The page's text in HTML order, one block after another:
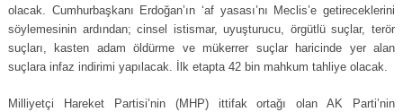
olacak. Cumhurbaşkanı Erdoğan’ın ‘af yasası’nı Meclis’e getireceklerini
söylemesinin ardından; cinsel istismar, uyuşturucu, örgütlü suçlar, terör
suçları, kasten adam öldürme ve mükerrer suçlar haricinde yer alan
suçlara infaz indirimi yapılacak. İlk etapta 42 bin mahkum tahliye olacak.
Milliyetçi Hareket Partisi’nin (MHP) ittifak ortağı olan AK Parti’nin